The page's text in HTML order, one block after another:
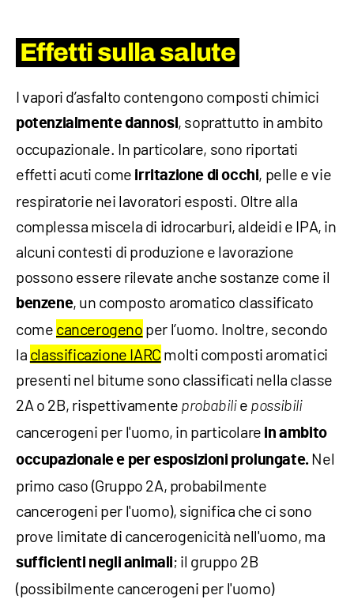
Effetti sulla salute
I vapori d’asfalto contengono composti chimici
potenzialmente dannosi, soprattutto in ambito
occupazionale. In particolare, sono riportati
effetti acuti come irritazione di occhi, pelle e vie
respiratorie nei lavoratori esposti. Oltre alla
complessa miscela di idrocarburi, aldeidi e IPA, in
alcuni contesti di produzione e lavorazione
possono essere rilevate anche sostanze come il
benzene, un composto aromatico classificato
come cancerogeno per l’uomo. Inoltre, secondo
la classificazione IARC molti composti aromatici
presenti nel bitume sono classificati nella classe
2A o 2B, rispettivamente probabili e possibili
cancerogeni per l'uomo, in particolare in ambito
occupazionale e per esposizioni prolungate. Nel
primo caso (Gruppo 2A, probabilmente
cancerogeni per l'uomo), significa che ci sono
prove limitate di cancerogenicità nell'uomo, ma
sufficienti negli animali; il gruppo 2B
(possibilmente cancerogeni per l'uomo)